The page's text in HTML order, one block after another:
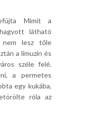
Mimit a
látható
nem lesz tőle
a limuzin és
széle felé.
a permetes
egy kukába,
róla az